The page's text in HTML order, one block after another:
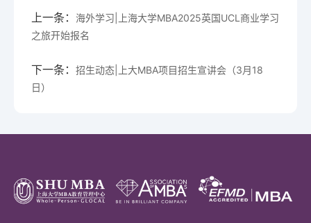
上一条：
海外学习|上海大学MBA2025英国UCL商业学习
之旅开始报名
下一条： 招生动态|上大MBA项目招生宣讲会（3月18
日）